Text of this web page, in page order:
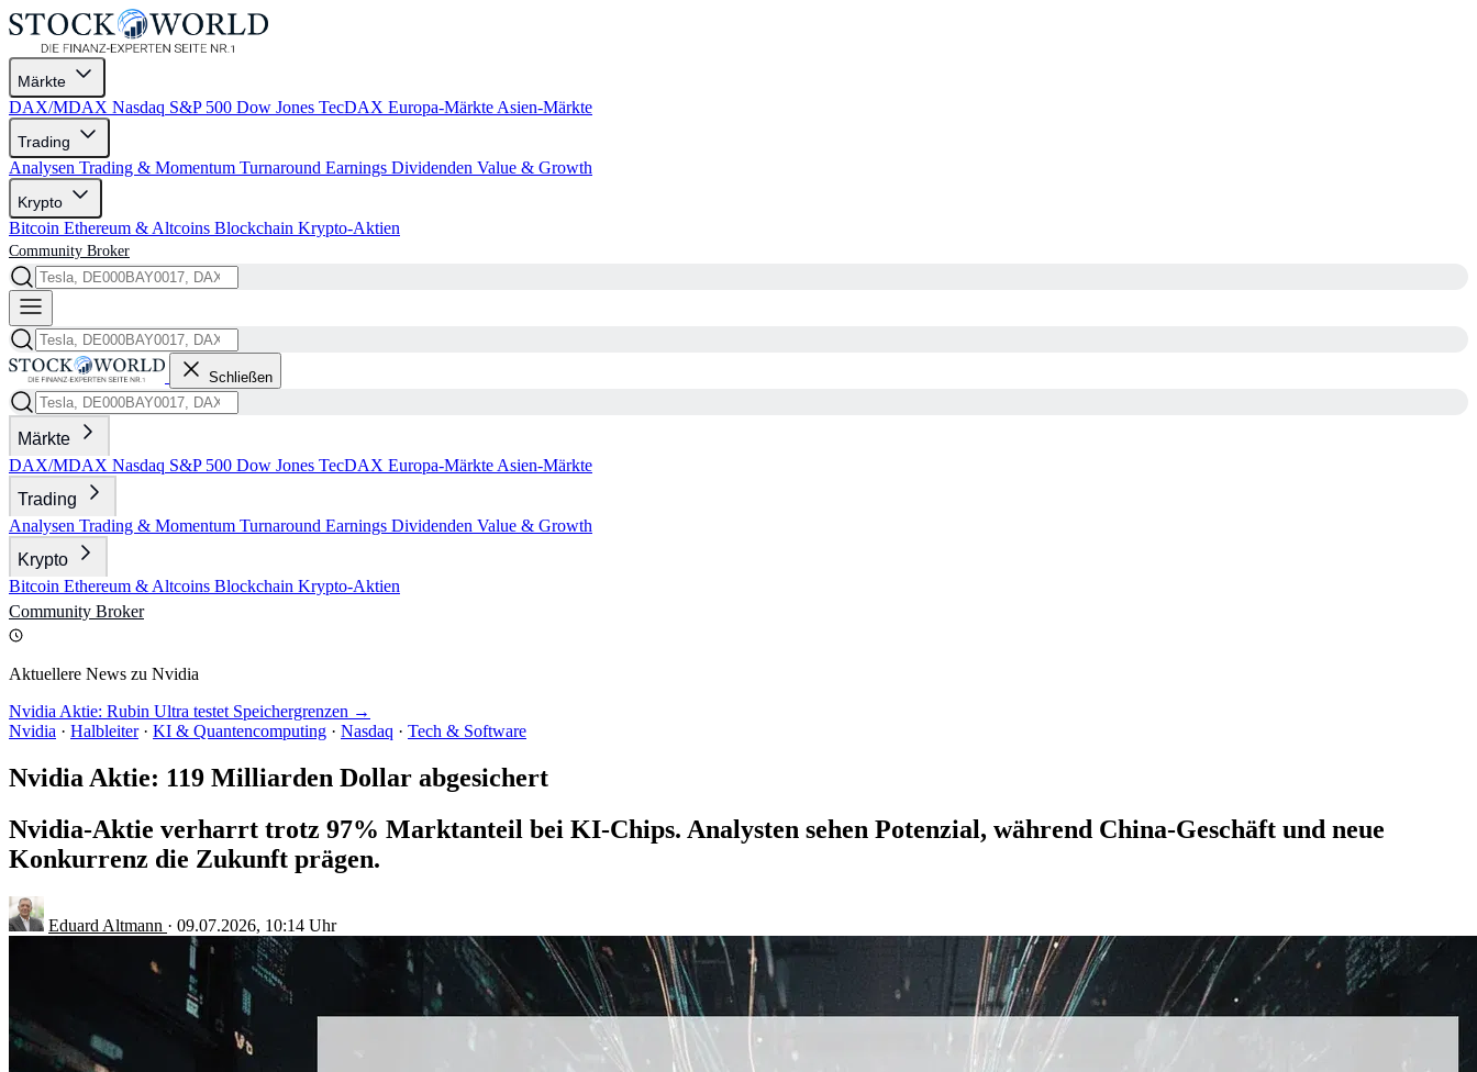
Märkte
DAX/MDAX Nasdaq S&P 500 Dow Jones TecDAX Europa-Märkte Asien-Märkte
Trading
Analysen Trading & Momentum Turnaround Earnings Dividenden Value & Growth
Krypto
Bitcoin Ethereum & Altcoins Blockchain Krypto-Aktien
Community Broker
Schließen
Märkte
DAX/MDAX Nasdaq S&P 500 Dow Jones TecDAX Europa-Märkte Asien-Märkte
Trading
Analysen Trading & Momentum Turnaround Earnings Dividenden Value & Growth
Krypto
Bitcoin Ethereum & Altcoins Blockchain Krypto-Aktien
Community Broker
Aktuellere News zu Nvidia
Nvidia Aktie: Rubin Ultra testet Speichergrenzen →
Nvidia · Halbleiter · KI & Quantencomputing · Nasdaq · Tech & Software
Nvidia Aktie: 119 Milliarden Dollar abgesichert
Nvidia-Aktie verharrt trotz 97% Marktanteil bei KI-Chips. Analysten sehen Potenzial, während China-Geschäft und neue
Konkurrenz die Zukunft prägen.
Eduard Altmann · 09.07.2026, 10:14 Uhr